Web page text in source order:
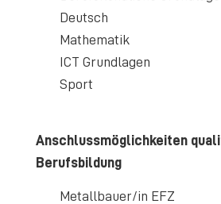
Deutsch
Mathematik
ICT Grundlagen
Sport
Anschlussmöglichkeiten
Berufsbildung
Metallbauer/in EFZ